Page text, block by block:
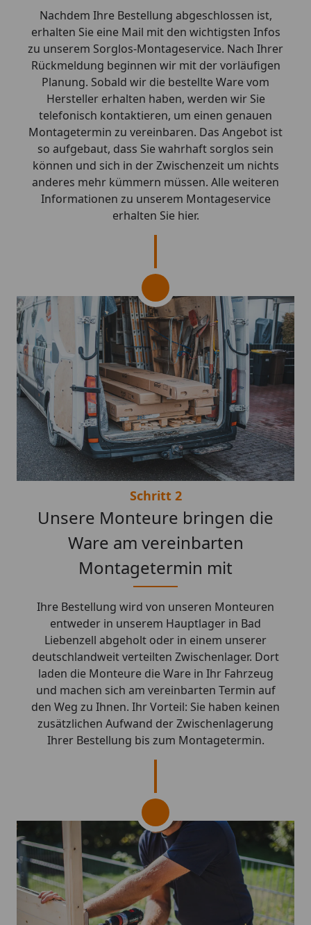
Nachdem Ihre Bestellung abgeschlossen ist,
erhalten Sie eine Mail mit den wichtigsten Infos
zu unserem Sorglos-Montageservice. Nach Ihrer
Rückmeldung beginnen wir mit der vorläufigen
Planung. Sobald wir die bestellte Ware vom
Hersteller erhalten haben, werden wir Sie
telefonisch kontaktieren, um einen genauen
Montagetermin zu vereinbaren. Das Angebot ist
so aufgebaut, dass Sie wahrhaft sorglos sein
können und sich in der Zwischenzeit um nichts
anderes mehr kümmern müssen. Alle weiteren
Informationen zu unserem Montageservice
erhalten Sie hier.
Schritt 2
Unsere Monteure bringen die
Ware am vereinbarten
Montagetermin mit
Ihre Bestellung wird von unseren Monteuren
entweder in unserem Hauptlager in Bad
Liebenzell abgeholt oder in einem unserer
deutschlandweit verteilten Zwischenlager. Dort
laden die Monteure die Ware in Ihr Fahrzeug
und machen sich am vereinbarten Termin auf
den Weg zu Ihnen. Ihr Vorteil: Sie haben keinen
zusätzlichen Aufwand der Zwischenlagerung
Ihrer Bestellung bis zum Montagetermin.